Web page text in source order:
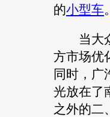
的小型车
当大
方市场优
同时，广
光放在了
之外的二